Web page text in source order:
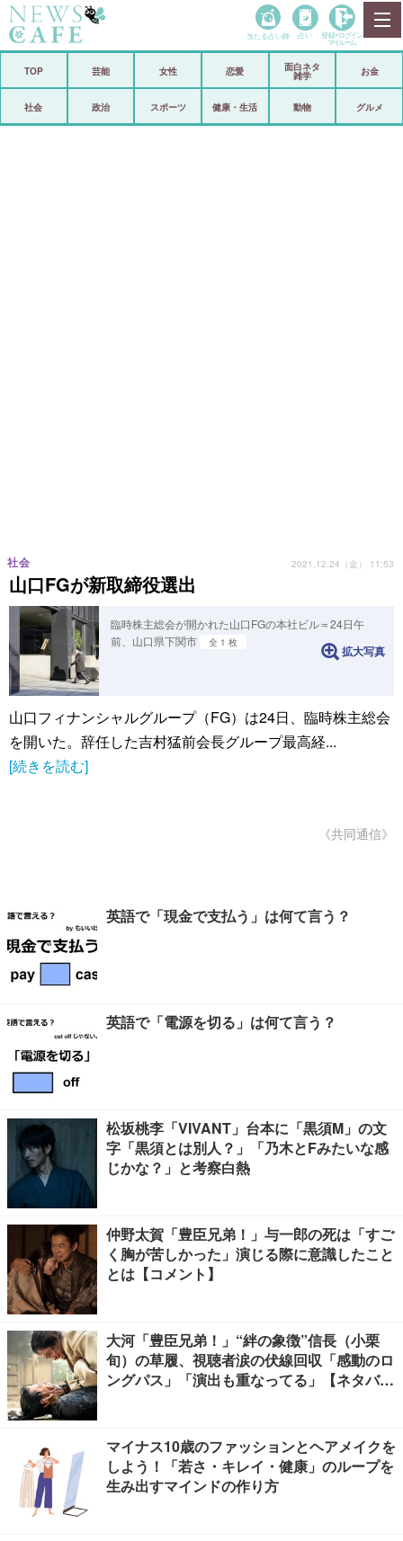
政治
当たる占い師 占い 登録• ログイン
マイルーム
TOP 芸能 女性 恋愛
面白ネタ
雑学
お金
社会 政治 スポーツ 健康・生活 動物 グルメ
山口FGが新取締役選出
社会 2021.12.24（金） 11:53
臨時株主総会が開かれた山口FGの本社ビル＝24日午
前、山口県下関市
全 1 枚
拡大写真
山口フィナンシャルグループ（FG）は24日、臨時株主総会
を開いた。辞任した吉村猛前会長グループ最高経...
[続きを読む]
《共同通信》
英語で「現金で支払う」は何て言う？
英語で「電源を切る」は何て言う？
松坂桃李「VIVANT」台本に「黒須M」の文
字「黒須とは別人？」「乃木とFみたいな感
じかな？」と考察白熱
仲野太賀「豊臣兄弟！」与一郎の死は「すご
く胸が苦しかった」演じる際に意識したこと
とは【コメント】
大河「豊臣兄弟！」“絆の象徴”信長（小栗
旬）の草履、視聴者涙の伏線回収「感動のロ
ングパス」「演出も重なってる」【ネタバレ
マイナス10歳のファッションとヘアメイクを
しよう！「若さ・キレイ・健康」のループを
生み出すマインドの作り方